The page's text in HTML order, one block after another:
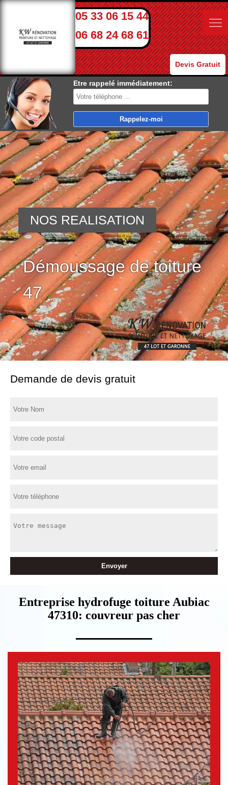
05 33 06 15 44
06 68 24 68 61
Devis Gratuit
Etre rappelé immédiatement:
Démoussage de toiture
47
NOS REALISATION
Demande de devis gratuit
Entreprise hydrofuge toiture Aubiac
47310: couvreur pas cher